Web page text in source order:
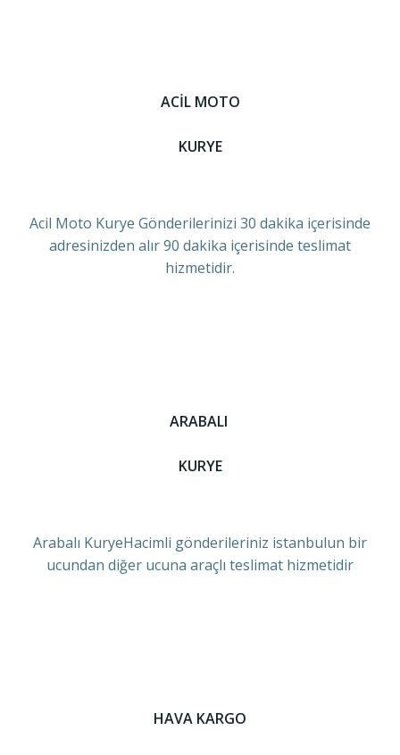
ACİL MOTO
KURYE
Acil Moto Kurye Gönderilerinizi 30 dakika içerisinde
adresinizden alır 90 dakika içerisinde teslimat
hizmetidir.
ARABALI
KURYE
Arabalı KuryeHacimli gönderileriniz istanbulun bir
ucundan diğer ucuna araçlı teslimat hizmetidir
HAVA KARGO